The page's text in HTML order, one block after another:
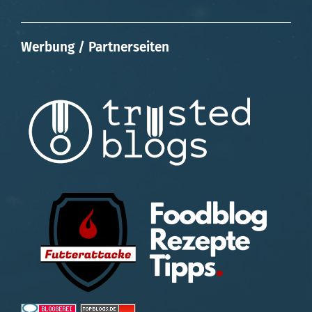
Werbung / Partnerseiten